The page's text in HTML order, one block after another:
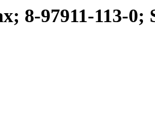
8-97911-113-0;